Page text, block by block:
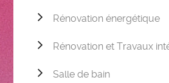
Rénovation énergétique
Rénovation et Travaux
Salle de bain